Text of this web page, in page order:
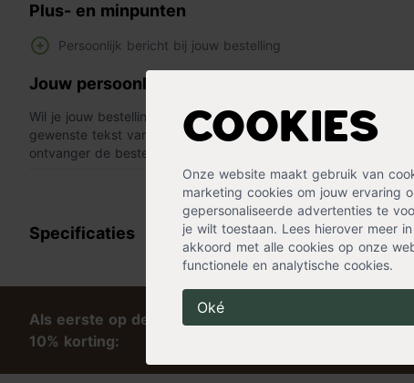
Cookies
Onze website maakt gebruik van
marketing cookies om jouw ervaring
gepersonaliseerde advertenties te
je wilt toestaan. Lees hierover meer
akkoord met alle cookies op onze
functionele en analytische cookies.
Oké
Plus- en minpunten
Persoonlijk bericht bij jouw bestelling
Jouw persoonlijke boodschap op een kaartje
« Lees minder
Wil je jouw bestelling persoonlijk maken? Dat kan met een
gewenste tekst van maximaal 300 tekens bij de bestelling en
ontvanger de bestelling inclusief kaartje krijgt.
Specificaties
Als eerste op de hoogte van tips en exclusieve
10% korting: